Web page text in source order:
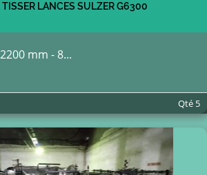
TISSER LANCES SULZER G6300
mm - 8...
Qté 5